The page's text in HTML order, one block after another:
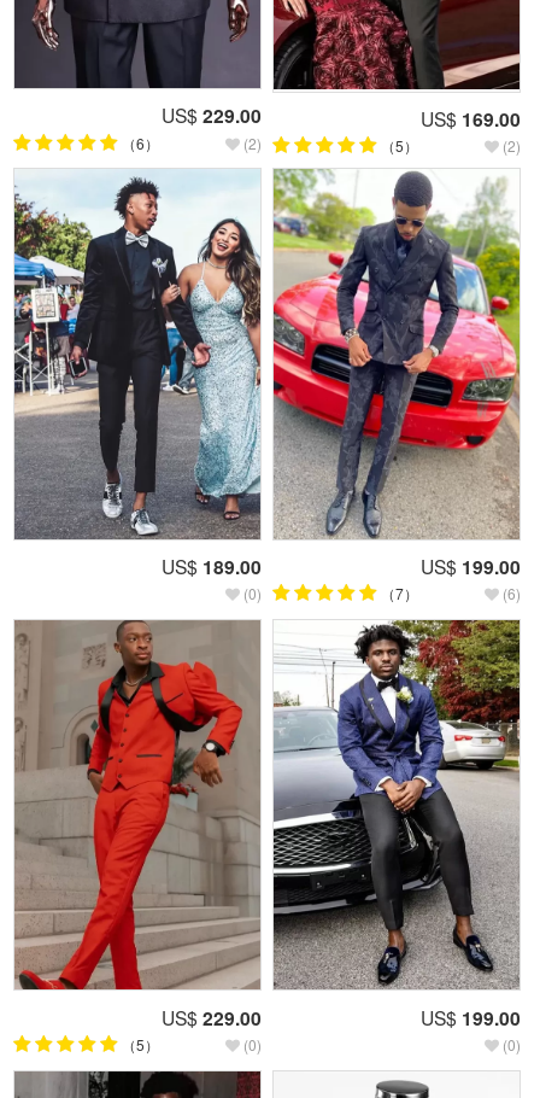
US$ 229.00
（6） (2)
US$ 169.00
（5） (2)
US$ 189.00
(0)
US$ 199.00
（7） (6)
US$ 229.00
（5） (0)
US$ 199.00
(0)